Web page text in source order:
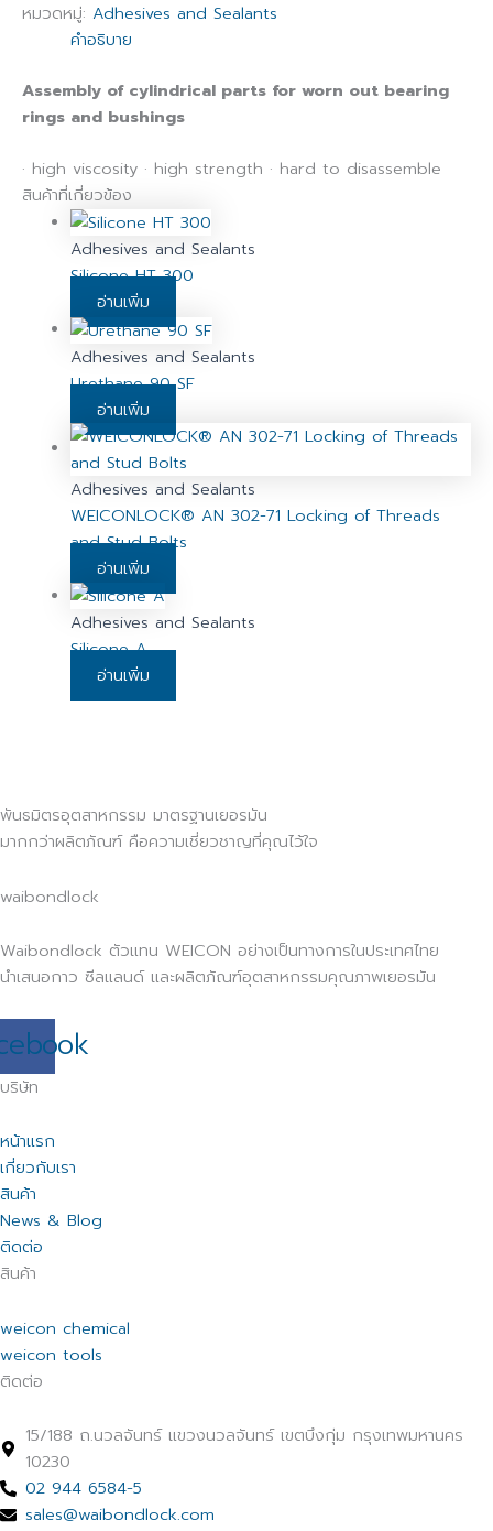
หมวดหมู่: Adhesives and Sealants
คำอธิบาย
Assembly of cylindrical parts for worn out bearing
rings and bushings
· high viscosity · high strength · hard to disassemble
สินค้าที่เกี่ยวข้อง
Adhesives and Sealants
Silicone HT 300
อ่านเพิ่ม
Adhesives and Sealants
Urethane 90 SF
อ่านเพิ่ม
Adhesives and Sealants
WEICONLOCK® AN 302-71 Locking of Threads
and Stud Bolts
อ่านเพิ่ม
Adhesives and Sealants
Silicone A
อ่านเพิ่ม
พันธมิตรอุตสาหกรรม มาตรฐานเยอรมัน
มากกว่าผลิตภัณฑ์ คือความเชี่ยวชาญที่คุณไว้ใจ
waibondlock
Waibondlock ตัวแทน WEICON อย่างเป็นทางการในประเทศไทย
นำเสนอกาว ซีลแลนด์ และผลิตภัณฑ์อุตสาหกรรมคุณภาพเยอรมัน
บริษัท
หน้าแรก
เกี่ยวกับเรา
สินค้า
News & Blog
ติดต่อ
สินค้า
weicon chemical
weicon tools
ติดต่อ
15/188 ถ.นวลจันทร์ แขวงนวลจันทร์ เขตบึงกุ่ม กรุงเทพมหานคร
10230
02 944 6584-5
sales@waibondlock.com